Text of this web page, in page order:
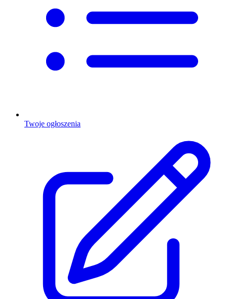
Twoje ogłoszenia